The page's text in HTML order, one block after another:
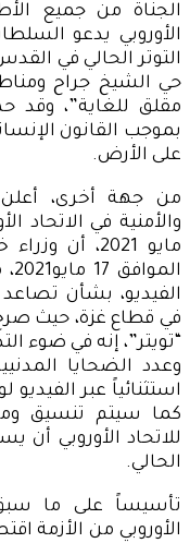
الجناة من جميع
الأوروبي يدعو
التوتر الحالي في
حي الشيخ جراح
مقلق للغاية”، وقد
بموجب القانون
على الأرض.
من جهة أخرى، أعلن
مايو 2021،
الفيديو، بشأن
في قطاع غزة، حيث
“تويتر”، إنه في ضوء
وعدد الضحايا
استثنائياً عبر الفيديو
كما سيتم تنسيق
للاتحاد الأوروبي
الحالي.
تأسيساً على ما
الأوروبي من الأزمة